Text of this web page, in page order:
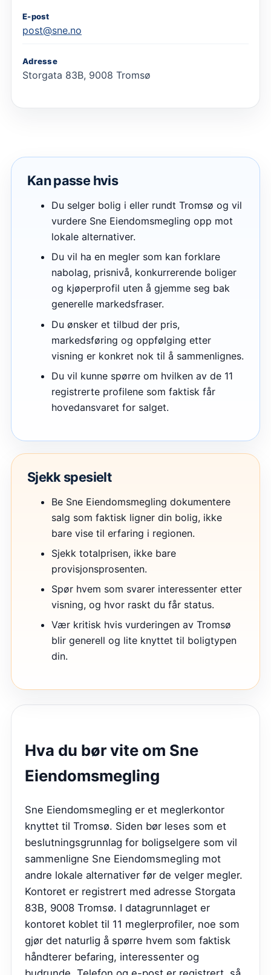
E-post
post@sne.no
Adresse
Storgata 83B, 9008 Tromsø
Kan passe hvis
Du selger bolig i eller rundt Tromsø og vil
vurdere Sne Eiendomsmegling opp mot
lokale alternativer.
Du vil ha en megler som kan forklare
nabolag, prisnivå, konkurrerende boliger
og kjøperprofil uten å gjemme seg bak
generelle markedsfraser.
Du ønsker et tilbud der pris,
markedsføring og oppfølging etter
visning er konkret nok til å sammenlignes.
Du vil kunne spørre om hvilken av de 11
registrerte profilene som faktisk får
hovedansvaret for salget.
Sjekk spesielt
Be Sne Eiendomsmegling dokumentere
salg som faktisk ligner din bolig, ikke
bare vise til erfaring i regionen.
Sjekk totalprisen, ikke bare
provisjonsprosenten.
Spør hvem som svarer interessenter etter
visning, og hvor raskt du får status.
Vær kritisk hvis vurderingen av Tromsø
blir generell og lite knyttet til boligtypen
din.
Hva du bør vite om Sne
Eiendomsmegling
Sne Eiendomsmegling er et meglerkontor
knyttet til Tromsø. Siden bør leses som et
beslutningsgrunnlag for boligselgere som vil
sammenligne Sne Eiendomsmegling mot
andre lokale alternativer før de velger megler.
Kontoret er registrert med adresse Storgata
83B, 9008 Tromsø. I datagrunnlaget er
kontoret koblet til 11 meglerprofiler, noe som
gjør det naturlig å spørre hvem som faktisk
håndterer befaring, interessenter og